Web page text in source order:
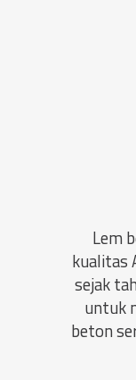
Lem
kualitas
sejak
untuk
beton